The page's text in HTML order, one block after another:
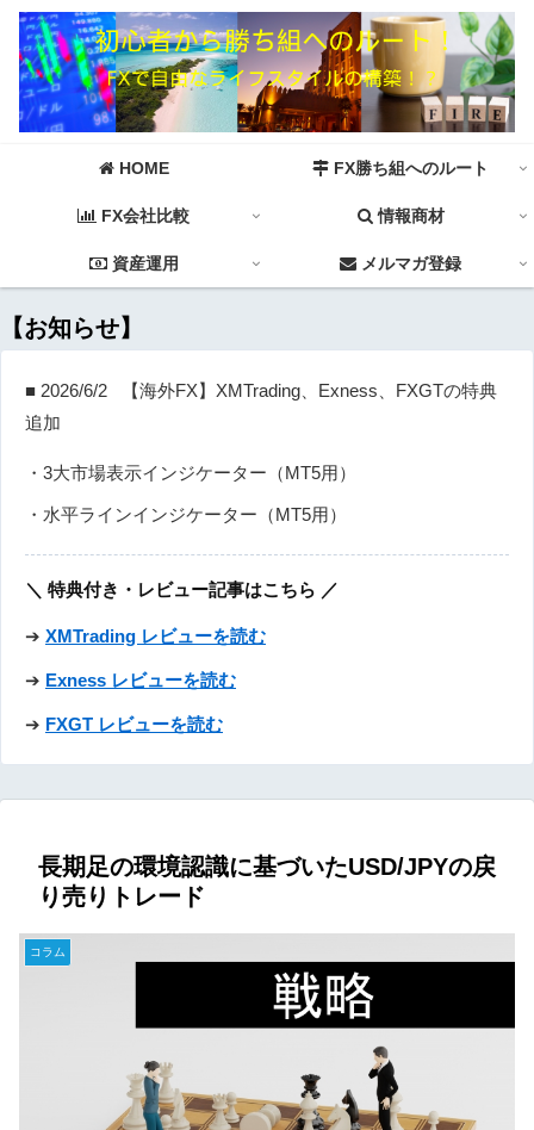
HOME FX勝ち組へのルート
FX会社比較 情報商材
資産運用 メルマガ登録
【お知らせ】
■ 2026/6/2 【海外FX】XMTrading、Exness、FXGTの特典
追加
・3大市場表示インジケーター（MT5用）
・水平ラインインジケーター（MT5用）
＼ 特典付き・レビュー記事はこちら ／
➔ XMTrading レビューを読む
➔ Exness レビューを読む
➔ FXGT レビューを読む
長期足の環境認識に基づいたUSD/JPYの戻
り売りトレード
コラム